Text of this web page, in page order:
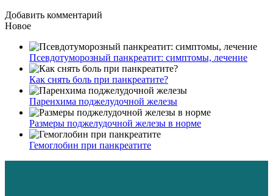
Добавить комментарий
Новое
Псевдотуморозный панкреатит: симптомы, лечение
Как снять боль при панкреатите?
Паренхима поджелудочной железы
Размеры поджелудочной железы в норме
Гемоглобин при панкреатите